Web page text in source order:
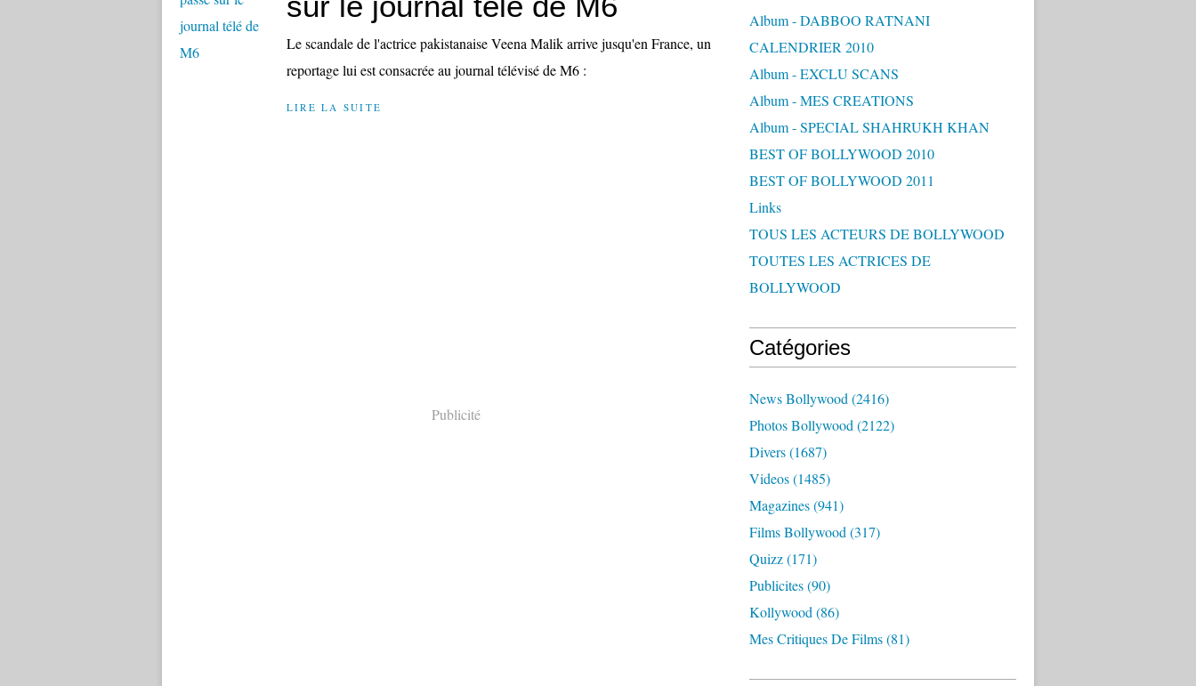
Le scandale de l'actrice pakistanaise Veena Malik arrive jusqu'en France, un
reportage lui est consacrée au journal télévisé de M6 :
LIRE LA SUITE
Publicité
Album - DABBOO RATNANI
CALENDRIER 2010
Album - EXCLU SCANS
Album - MES CREATIONS
Album - SPECIAL SHAHRUKH KHAN
BEST OF BOLLYWOOD 2010
BEST OF BOLLYWOOD 2011
Links
TOUS LES ACTEURS DE BOLLYWOOD
TOUTES LES ACTRICES DE
BOLLYWOOD
Catégories
News Bollywood (2416)
Photos Bollywood (2122)
Divers(1687)
Videos(1485)
Magazines(941)
Films Bollywood (317)
Quizz(171)
Publicites(90)
Kollywood (86)
Mes Critiques De Films(81)